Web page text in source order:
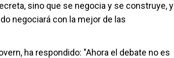
sino que se negocia y se construye, y
negociará con la mejor de las
ha respondido: "Ahora el debate no es